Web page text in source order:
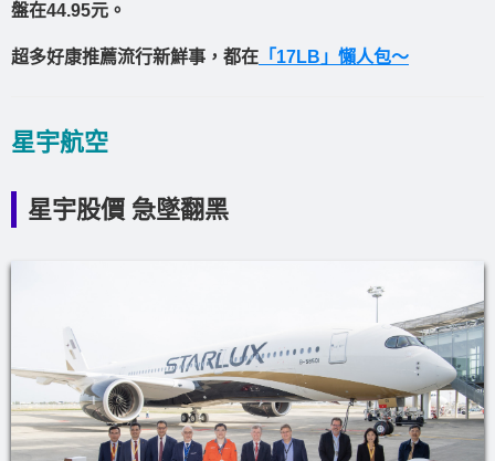
盤在44.95元。
超多好康推薦流行新鮮事，都在 「17LB」懶人包～
星宇航空
星宇股價 急墜翻黑